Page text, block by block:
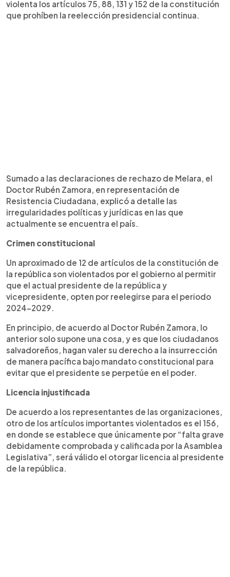
violenta los artículos 75, 88, 131 y 152 de la constitución
que prohíben la reelección presidencial continua.
Sumado a las declaraciones de rechazo de Melara, el
Doctor Rubén Zamora, en representación de
Resistencia Ciudadana, explicó a detalle las
irregularidades políticas y jurídicas en las que
actualmente se encuentra el país.
Crimen constitucional
Un aproximado de 12 de artículos de la constitución de
la república son violentados por el gobierno al permitir
que el actual presidente de la república y
vicepresidente, opten por reelegirse para el periodo
2024-2029.
En principio, de acuerdo al Doctor Rubén Zamora, lo
anterior solo supone una cosa, y es que los ciudadanos
salvadoreños, hagan valer su derecho a la insurrección
de manera pacífica bajo mandato constitucional para
evitar que el presidente se perpetúe en el poder.
Licencia injustificada
De acuerdo a los representantes de las organizaciones,
otro de los artículos importantes violentados es el 156,
en donde se establece que únicamente por “falta grave
debidamente comprobada y calificada por la Asamblea
Legislativa”, será válido el otorgar licencia al presidente
de la república.